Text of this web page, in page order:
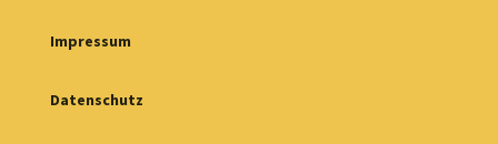
Impressum
Datenschutz